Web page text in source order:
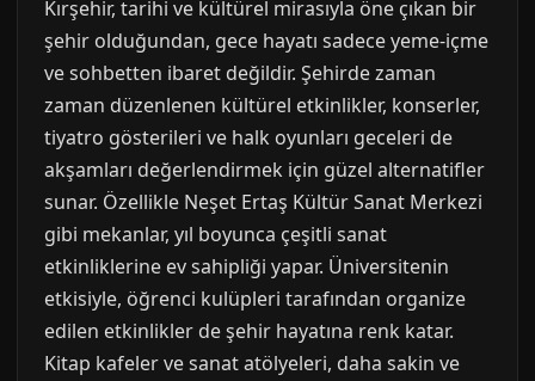
Kırşehir, tarihi ve kültürel mirasıyla öne çıkan bir
şehir olduğundan, gece hayatı sadece yeme-içme
ve sohbetten ibaret değildir. Şehirde zaman
zaman düzenlenen kültürel etkinlikler, konserler,
tiyatro gösterileri ve halk oyunları geceleri de
akşamları değerlendirmek için güzel alternatifler
sunar. Özellikle Neşet Ertaş Kültür Sanat Merkezi
gibi mekanlar, yıl boyunca çeşitli sanat
etkinliklerine ev sahipliği yapar. Üniversitenin
etkisiyle, öğrenci kulüpleri tarafından organize
edilen etkinlikler de şehir hayatına renk katar.
Kitap kafeler ve sanat atölyeleri, daha sakin ve